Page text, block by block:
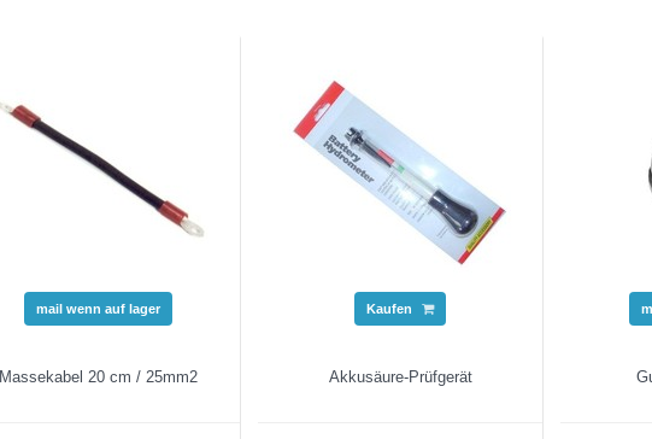
mail wenn auf lager
Massekabel 20 cm / 25mm2
Kaufen
Akkusäure-Prüfgerät